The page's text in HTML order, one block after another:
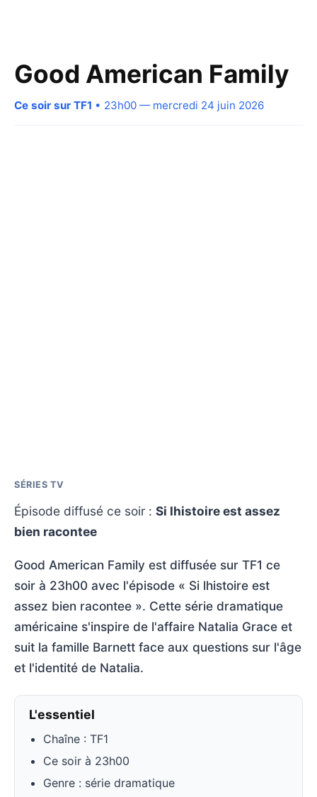
Good American Family
Ce soir sur TF1 • 23h00 — mercredi 24 juin 2026
SÉRIES TV
Épisode diffusé ce soir : Si lhistoire est assez
bien racontee
Good American Family est diffusée sur TF1 ce
soir à 23h00 avec l'épisode « Si lhistoire est
assez bien racontee ». Cette série dramatique
américaine s'inspire de l'affaire Natalia Grace et
suit la famille Barnett face aux questions sur l'âge
et l'identité de Natalia.
L'essentiel
Chaîne : TF1
Ce soir à 23h00
Genre : série dramatique